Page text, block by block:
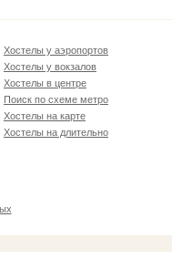
Хостелы у аэропортов
Хостелы у вокзалов
Хостелы в центре
Поиск по схеме метро
Хостелы на карте
Хостелы на длительно